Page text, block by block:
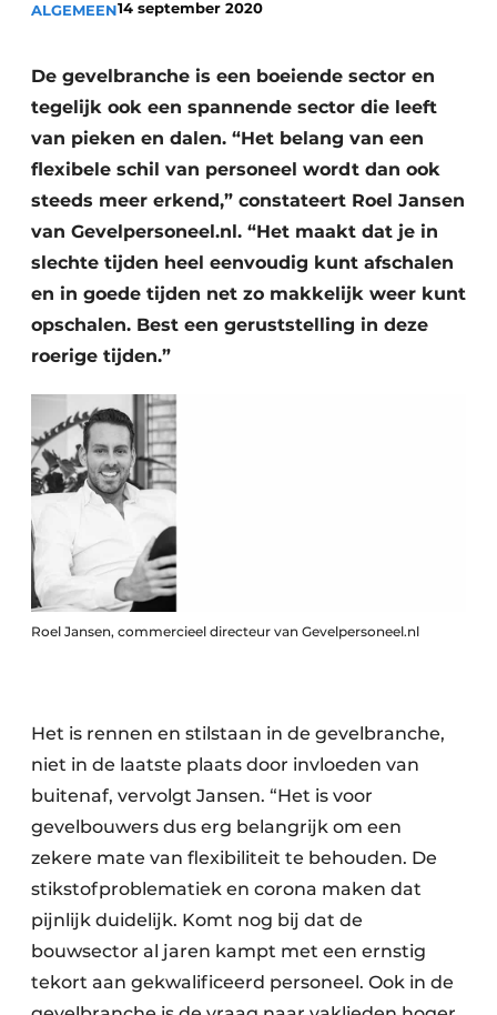
Podcasts
Vacature aanmelden
Vacatures
Video’s
ALGEMEEN14 september 2020
De gevelbranche is een boeiende sector en
tegelijk ook een spannende sector die leeft
van pieken en dalen. “Het belang van een
flexibele schil van personeel wordt dan ook
steeds meer erkend,” constateert Roel Jansen
van Gevelpersoneel.nl. “Het maakt dat je in
slechte tijden heel eenvoudig kunt afschalen
en in goede tijden net zo makkelijk weer kunt
opschalen. Best een geruststelling in deze
roerige tijden.”
Roel Jansen, commercieel directeur van Gevelpersoneel.nl
Het is rennen en stilstaan in de gevelbranche,
niet in de laatste plaats door invloeden van
buitenaf, vervolgt Jansen. “Het is voor
gevelbouwers dus erg belangrijk om een
zekere mate van flexibiliteit te behouden. De
stikstofproblematiek en corona maken dat
pijnlijk duidelijk. Komt nog bij dat de
bouwsector al jaren kampt met een ernstig
tekort aan gekwalificeerd personeel. Ook in de